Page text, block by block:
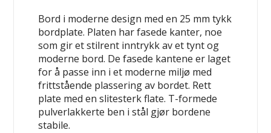
Bord i moderne design med en 25 mm tykk
bordplate. Platen har fasede kanter, noe
som gir et stilrent inntrykk av et tynt og
moderne bord. De fasede kantene er laget
for å passe inn i et moderne miljø med
frittstående plassering av bordet. Rett
plate med en slitesterk flate. T-formede
pulverlakkerte ben i stål gjør bordene
stabile.